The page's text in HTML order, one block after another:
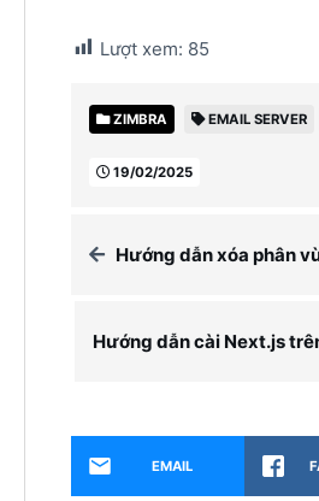
Lượt xem: 85
ZIMBRA EMAIL SERVER
19/02/2025
Hướng dẫn xóa phân vùng
EMAIL